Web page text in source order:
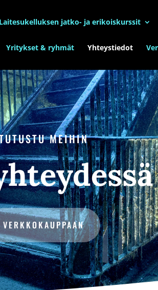
Laitesukelluksen jatko- ja erikoiskurssit
Yritykset & ryhmät Yhteystiedot
MEIHIN
VERKKOKAUPPAAN